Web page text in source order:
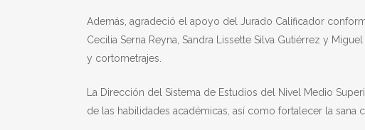
Además, agradeció el apoyo del Jurado Calificador
Cecilia Serna Reyna, Sandra Lissette Silva Gutiérrez y
y cortometrajes.
La Dirección del Sistema de Estudios del Nivel Medio
de las habilidades académicas, así como fortalecer la sana